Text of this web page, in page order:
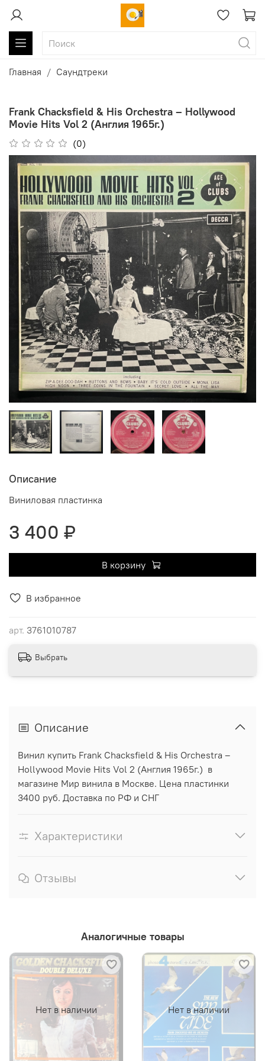
Главная Саундтреки
Frank Chacksfield & His Orchestra ‎– Hollywood
Movie Hits Vol 2 (Англия 1965г.)
(0)
В избранное
арт. 3761010787
Описание
Виниловая пластинка
3 400 ₽
В корзину
Выбрать
Описание
Винил купить Frank Chacksfield & His Orchestra ‎–
Hollywood Movie Hits Vol 2 (Англия 1965г.) в
магазине Мир винила в Москве. Цена пластинки
3400 руб. Доставка по РФ и СНГ
Характеристики
Отзывы
Аналогичные товары
Нет в наличии Нет в наличии